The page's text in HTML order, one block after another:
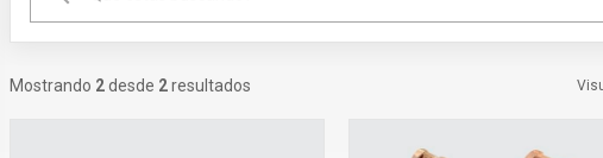
Mostrando 2desde 2resultados